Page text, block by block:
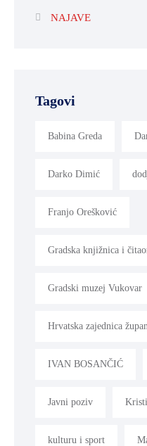
NAJAVE
Tagovi
Babina Greda
Darko Dimić
Franjo Orešković
Gradska knjižnica i
Gradski muzej Vukovar
Hrvatska zajednica
IVAN BOSANČIĆ
Javni poziv
kulturu i sport